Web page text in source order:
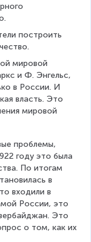
построить
мировой
и Ф. Энгельс,
в России. И
власть. Это
мировой
проблемы,
году это была
По итогам
в
входили в
России, это
Это
о том, как их